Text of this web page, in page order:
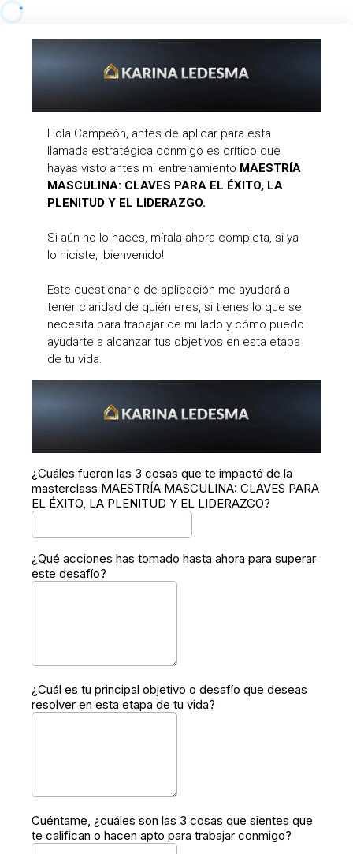
Hola Campeón, antes de aplicar para esta
llamada estratégica conmigo es crítico que
hayas visto antes mi entrenamiento MAESTRÍA
MASCULINA: CLAVES PARA EL ÉXITO, LA
PLENITUD Y EL LIDERAZGO.
Si aún no lo haces, mírala ahora completa, si ya
lo hiciste, ¡bienvenido!
Este cuestionario de aplicación me ayudará a
tener claridad de quién eres, si tienes lo que se
necesita para trabajar de mi lado y cómo puedo
ayudarte a alcanzar tus objetivos en esta etapa
de tu vida.
¿Cuáles fueron las 3 cosas que te impactó de la
masterclass MAESTRÍA MASCULINA: CLAVES PARA
EL ÉXITO, LA PLENITUD Y EL LIDERAZGO?
¿Qué acciones has tomado hasta ahora para superar
este desafío?
¿Cuál es tu principal objetivo o desafío que deseas
resolver en esta etapa de tu vida?
Cuéntame, ¿cuáles son las 3 cosas que sientes que
te califican o hacen apto para trabajar conmigo?